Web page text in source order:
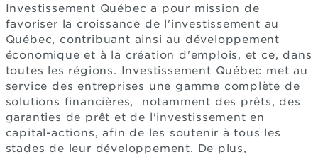
Investissement Québec a pour mission de
favoriser la croissance de l'investissement au
Québec, contribuant ainsi au développement
économique et à la création d'emplois, et ce, dans
toutes les régions. Investissement Québec met au
service des entreprises une gamme complète de
solutions financières, notamment des prêts, des
garanties de prêt et de l'investissement en
capital-actions, afin de les soutenir à tous les
stades de leur développement. De plus,